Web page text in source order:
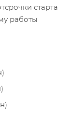
старта
работы